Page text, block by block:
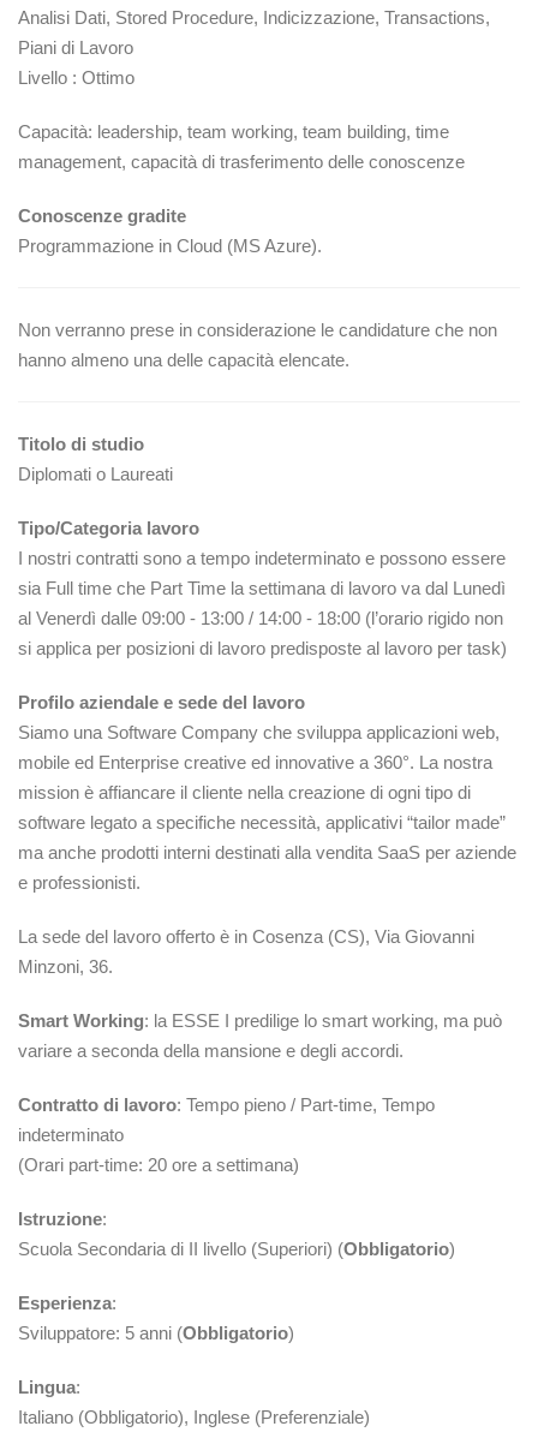
Analisi Dati, Stored Procedure, Indicizzazione, Transactions,
Piani di Lavoro
Livello : Ottimo
Capacità: leadership, team working, team building, time
management, capacità di trasferimento delle conoscenze
Conoscenze gradite
Programmazione in Cloud (MS Azure).
Non verranno prese in considerazione le candidature che non
hanno almeno una delle capacità elencate.
Titolo di studio
Diplomati o Laureati
Tipo/Categoria lavoro
I nostri contratti sono a tempo indeterminato e possono essere
sia Full time che Part Time la settimana di lavoro va dal Lunedì
al Venerdì dalle 09:00 - 13:00 / 14:00 - 18:00 (l’orario rigido non
si applica per posizioni di lavoro predisposte al lavoro per task)
Profilo aziendale e sede del lavoro
Siamo una Software Company che sviluppa applicazioni web,
mobile ed Enterprise creative ed innovative a 360°. La nostra
mission è affiancare il cliente nella creazione di ogni tipo di
software legato a specifiche necessità, applicativi “tailor made”
ma anche prodotti interni destinati alla vendita SaaS per aziende
e professionisti.
La sede del lavoro offerto è in Cosenza (CS), Via Giovanni
Minzoni, 36.
Smart Working: la ESSE I predilige lo smart working, ma può
variare a seconda della mansione e degli accordi.
Contratto di lavoro: Tempo pieno / Part-time, Tempo
indeterminato
(Orari part-time: 20 ore a settimana)
Istruzione:
Scuola Secondaria di II livello (Superiori) (Obbligatorio)
Esperienza:
Sviluppatore: 5 anni (Obbligatorio)
Lingua:
Italiano (Obbligatorio), Inglese (Preferenziale)